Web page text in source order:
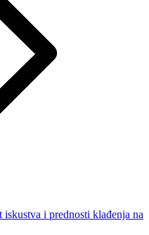
iskustva i prednosti klađenja na